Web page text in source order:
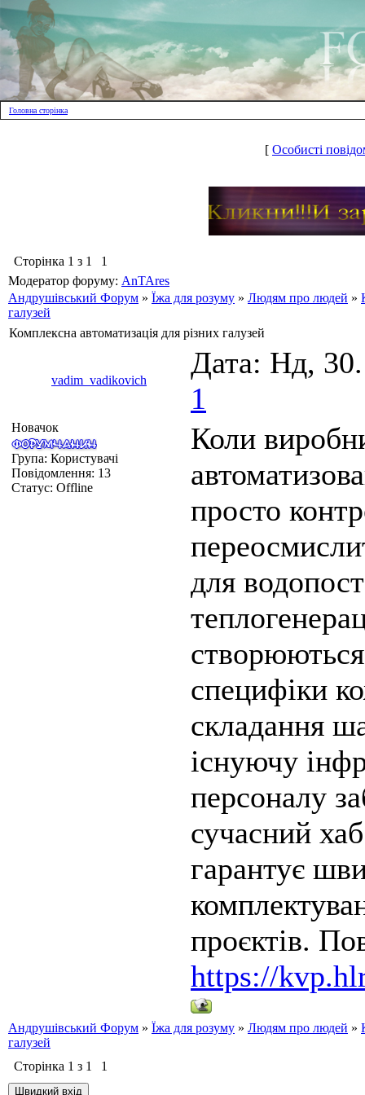
Головна сторінка
[ Особисті
Сторінка 1 з 1
1
Модератор форуму: AnTAres
Андрушівський Форум » Їжа для розуму » Людям про людей »
галузей
Комплексна автоматизація для різних галузей
vadim_vadikovich
Дата: Нд,
1
Новачок
Група: Користувачі
Повідомлення: 13
Статус: Offline
Коли
просто
для
специфіки
складання
існуючу
персоналу
сучасний
гарантує
проєктів.
https://
Андрушівський Форум » Їжа для розуму » Людям про людей »
галузей
Сторінка 1 з 1 1